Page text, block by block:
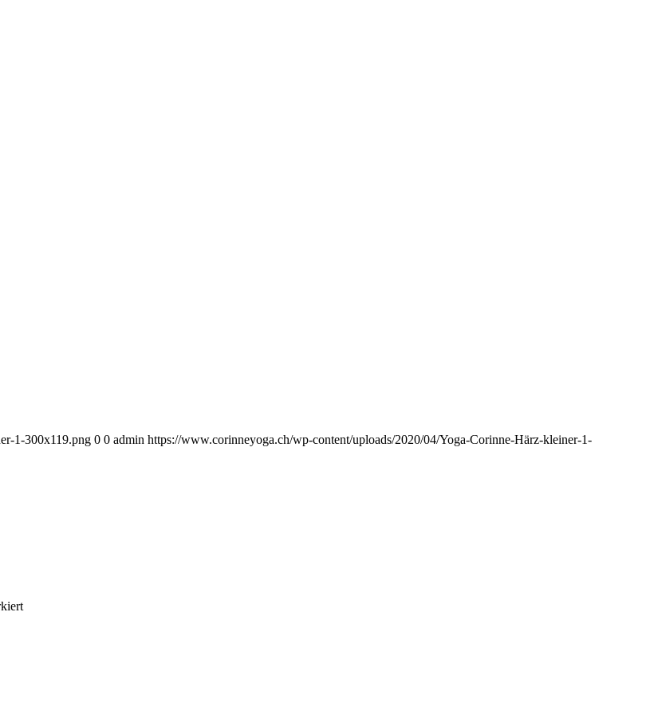
1-300x119.png 0 0 admin https://www.corinneyoga.ch/wp-content/uploads/2020/04/Yoga-Corinne-Härz-kleiner-1-